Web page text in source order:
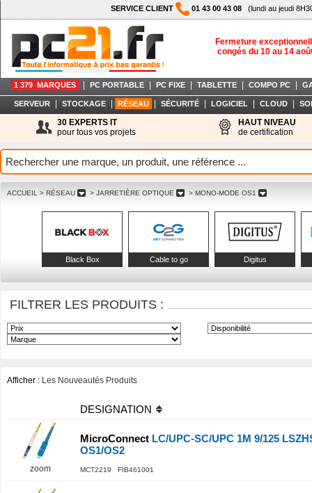
SERVICE CLIENT 01 43 00 43 08 (lundi au jeudi
Fermeture
congés du 10 au 14
1 379 MARQUES PC PORTABLE PC FIXE TABLETTE COMPO PC
SERVEUR STOCKAGE RÉSEAU SÉCURITÉ LOGICIEL CLOUD
30 EXPERTS IT
pour tous vos projets
HAUT NIVEAU
de certification
ACCUEIL > RÉSEAU > JARRETIÈRE OPTIQUE > MONO-MODE OS1
Black Box Cable to go Digitus
FILTRER LES PRODUITS :
Afficher : Les Nouveautés Produits
DESIGNATION
zoom
MicroConnect LC/UPC-SC/UPC 1M 9/125
OS1/OS2
MCT2219 FIB461001